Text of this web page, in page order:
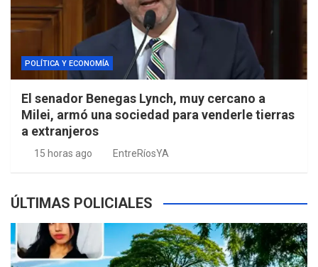
POLÍTICA Y ECONOMÍA
El senador Benegas Lynch, muy cercano a
Milei, armó una sociedad para venderle tierras
a extranjeros
15 horas ago EntreRíosYA
ÚLTIMAS POLICIALES